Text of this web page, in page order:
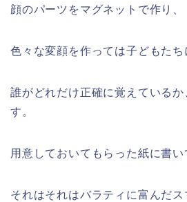
顔のパーツをマグネットで作り、
色々な変顔を作っては子どもたち
誰がどれだけ正確に覚えている
す。
用意しておいてもらった紙に書い
それはそれはバラティに富んだス